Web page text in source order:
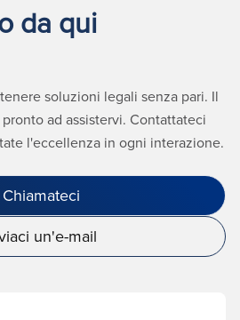
da qui
soluzioni legali senza pari. Il
ad assistervi. Contattateci
l'eccellenza in ogni interazione.
Chiamateci
un'e-mail